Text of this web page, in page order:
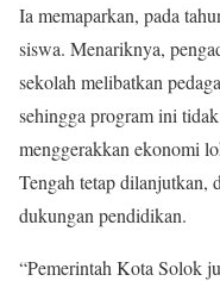
Ia memaparkan, pada
siswa. Menariknya,
sekolah melibatkan
sehingga program ini
menggerakkan ekonomi
Tengah tetap dilanjutkan,
dukungan pendidikan.
“Pemerintah Kota Solok